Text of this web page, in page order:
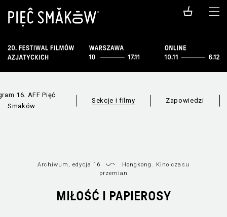
16. AFF Pięć
Smaków
Sekcje i filmy
Wszystkie sekcje
Filmy dostępne
Zapowiedzi
Archiwum, edycja 16
Hongkong. Kino czasu
przemian
MIŁOŚĆ I PAPIEROSY